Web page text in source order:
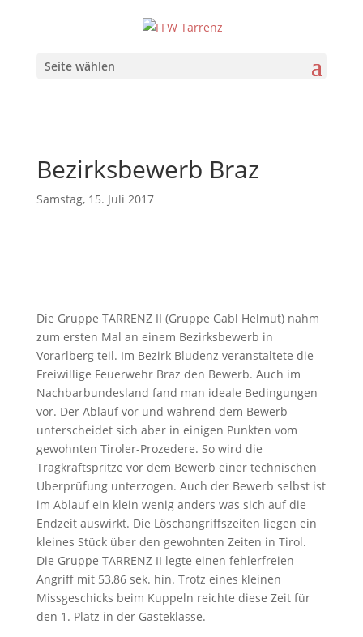
Seite wählen
Bezirksbewerb Braz
Samstag, 15. Juli 2017
Die Gruppe TARRENZ II (Gruppe Gabl Helmut) nahm
zum ersten Mal an einem Bezirksbewerb in
Vorarlberg teil. Im Bezirk Bludenz veranstaltete die
Freiwillige Feuerwehr Braz den Bewerb. Auch im
Nachbarbundesland fand man ideale Bedingungen
vor. Der Ablauf vor und während dem Bewerb
unterscheidet sich aber in einigen Punkten vom
gewohnten Tiroler-Prozedere. So wird die
Tragkraftspritze vor dem Bewerb einer technischen
Überprüfung unterzogen. Auch der Bewerb selbst ist
im Ablauf ein klein wenig anders was sich auf die
Endzeit auswirkt. Die Löschangriffszeiten liegen ein
kleines Stück über den gewohnten Zeiten in Tirol.
Die Gruppe TARRENZ II legte einen fehlerfreien
Angriff mit 53,86 sek. hin. Trotz eines kleinen
Missgeschicks beim Kuppeln reichte diese Zeit für
den 1. Platz in der Gästeklasse.